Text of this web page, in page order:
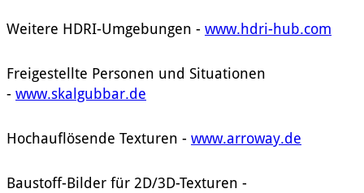
Weitere HDRI-Umgebungen - www.hdri-hub.com
Freigestellte Personen und Situationen
- www.skalgubbar.de
Hochauflösende Texturen - www.arroway.de
Baustoff-Bilder für 2D/3D-Texturen -